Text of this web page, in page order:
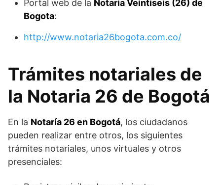
Portal web de la Notaria Veintiseis (26) de
Bogota:
http://www.notaria26bogota.com.co/
Trámites notariales de
la Notaria 26 de Bogotá
En la Notaría 26 en Bogotá, los ciudadanos
pueden realizar entre otros, los siguientes
trámites notariales, unos virtuales y otros
presenciales: